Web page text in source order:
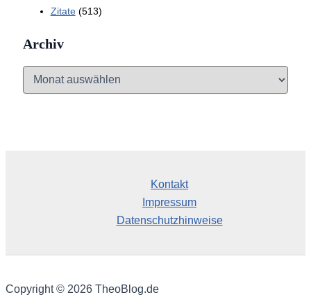
Zitate(513)
Archiv
Kontakt
Impressum
Datenschutzhinweise
Copyright © 2026 TheoBlog.de